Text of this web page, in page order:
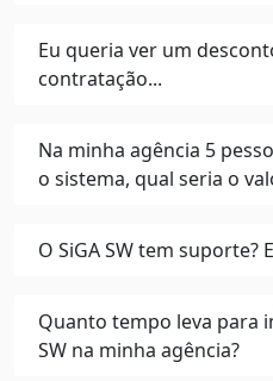
Eu queria ver um
contratação...
Na minha agência 5
o sistema, qual seria o
O SiGA SW tem suporte?
Quanto tempo leva para
SW na minha agência?